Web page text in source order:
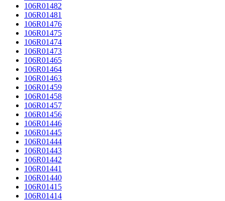
106R01482
106R01481
106R01476
106R01475
106R01474
106R01473
106R01465
106R01464
106R01463
106R01459
106R01458
106R01457
106R01456
106R01446
106R01445
106R01444
106R01443
106R01442
106R01441
106R01440
106R01415
106R01414